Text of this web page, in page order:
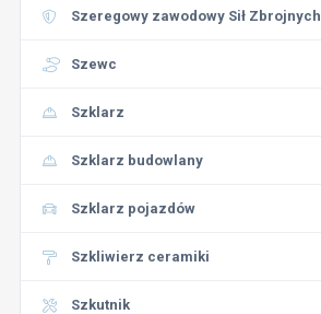
Szeregowy zawodowy Sił Zbrojnych
Szewc
Szklarz
Szklarz budowlany
Szklarz pojazdów
Szkliwierz ceramiki
Szkutnik